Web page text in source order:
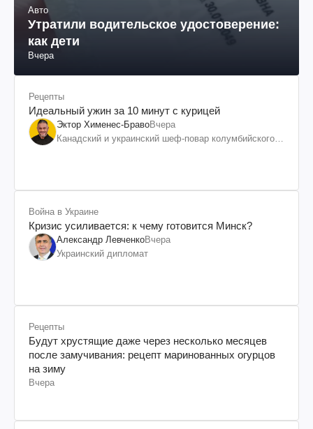
Авто
Утратили водительское удостоверение:
как дети
Вчера
Рецепты
Идеальный ужин за 10 минут с курицей
Эктор Хименес-БравоВчера
Канадский и украинский шеф-повар колумбийского
Война в Украине
Кризис усиливается: к чему готовится Минск?
Александр ЛевченкоВчера
Украинский дипломат
Рецепты
Будут хрустящие даже через несколько месяцев
после замучивания: рецепт маринованных огурцов
на зиму
Вчера